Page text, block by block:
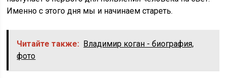
Именно с этого дня мы и начинаем стареть.
Читайте также: Владимир коган - биография,
фото